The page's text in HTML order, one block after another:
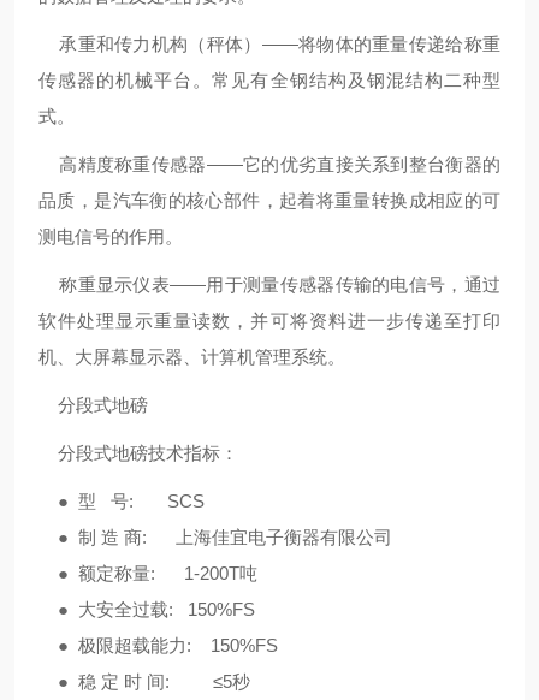
承重和传力机构（秤体）——将物体的重量传递给称重
传感器的机械平台。常见有全钢结构及钢混结构二种型
式。
高精度称重传感器——它的优劣直接关系到整台衡器的
品质，是汽车衡的核心部件，起着将重量转换成相应的可
测电信号的作用。
称重显示仪表——用于测量传感器传输的电信号，通过
软件处理显示重量读数，并可将资料进一步传递至打印
机、大屏幕显示器、计算机管理系统。
分段式地磅
分段式地磅技术指标：
● 型 号: SCS
● 制 造 商: 上海佳宜电子衡器有限公司
● 额定称量: 1-200T吨
● 大安全过载: 150%FS
● 极限超载能力: 150%FS
● 稳 定 时 间: ≤5秒